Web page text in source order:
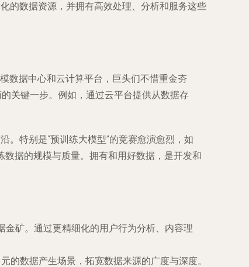
的数据资源，并拥有高效处理、分析和服务这些
数据中心和云计算平台，巨头们不惜重金夯
关键一步。例如，通过云平台提供从数据存
。特别是“预训练大模型”的竞赛愈演愈烈，如
数据的规模与质量。拥有和用好数据，是开发和
金矿。通过更精细化的用户行为分析、内容理
的数据产生场景，拓宽数据来源的广度与深度。